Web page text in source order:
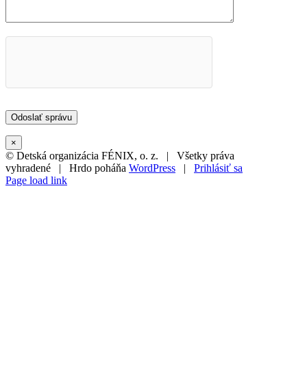
×
© Detská organizácia FÉNIX, o. z. | Všetky práva
vyhradené | Hrdo poháňa WordPress
Prihlásiť sa
Page load link